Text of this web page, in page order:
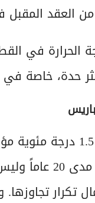
العقد المقبل
الحرارة في
حدة، خاصة في
وذكرت سيبروك أن
إلى متوسط
تكرار